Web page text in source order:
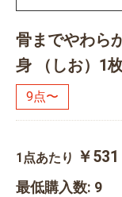
骨までやわら
身 （しお）1
9点〜
1点あたり ￥531
最低購入数: 9